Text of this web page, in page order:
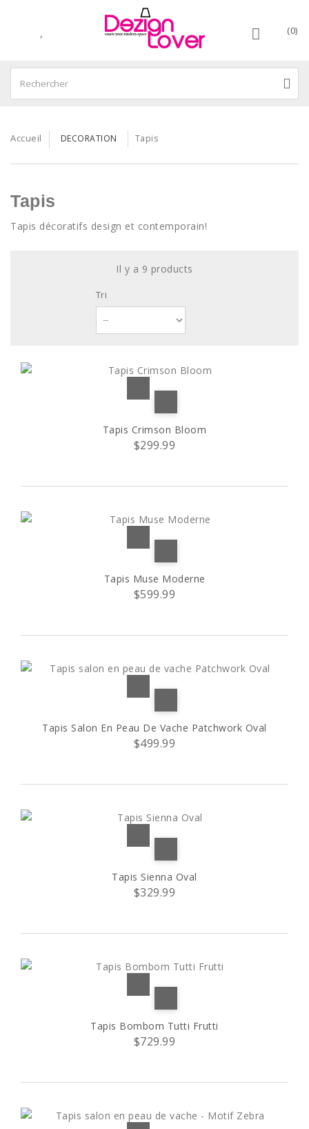
(0)
Accueil DECORATION Tapis
Tapis
Tapis décoratifs design et contemporain!
Il y a 9 products
Tri
Tapis Crimson Bloom
$299.99
Tapis Muse Moderne
$599.99
Tapis Salon En Peau De Vache Patchwork Oval
$499.99
Tapis Sienna Oval
$329.99
Tapis Bombom Tutti Frutti
$729.99